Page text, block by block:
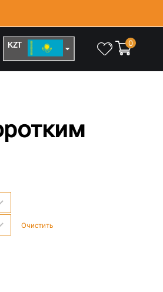
KZT 0
Очистить